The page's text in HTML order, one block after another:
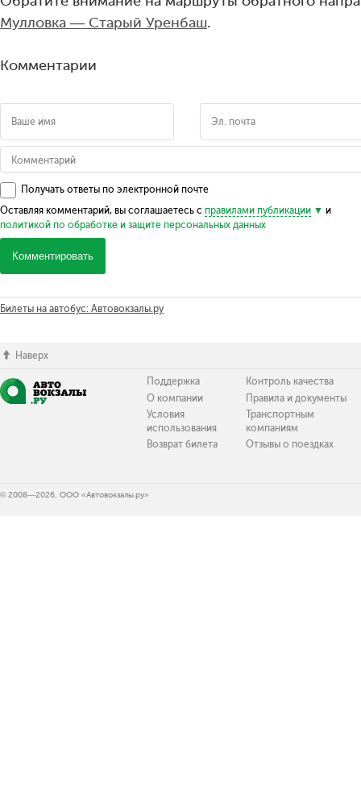
Мулловка — Старый Уренбаш.
Комментарии
Получать ответы по электронной почте
Оставляя комментарий, вы соглашаетесь с правилами публикации
и
политикой по обработке и защите персональных данных
Комментировать
Билеты на автобус: Автовокзалы.ру
Наверх
Поддержка
О компании
Условия
использования
Возврат билета
Контроль качества
Правила и документы
Транспортным
компаниям
Отзывы о поездках
© 2008—2026, ООО «Автовокзалы.ру»